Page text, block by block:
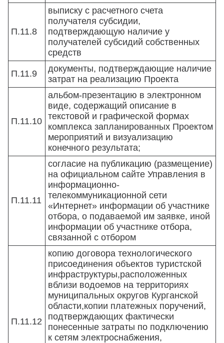
П.11.8
выписку с расчетного счета
получателя субсидии,
подтверждающую наличие у
получателей субсидий собственных
средств
П.11.9
документы, подтверждающие наличие
затрат на реализацию Проекта
П.11.10
альбом-презентацию в электронном
виде, содержащий описание в
текстовой и графической формах
комплекса запланированных Проектом
мероприятий и визуализацию
конечного результата;
П.11.11
согласие на публикацию (размещение)
на официальном сайте Управления в
информационно-
телекоммуникационной сети
«Интернет» информации об участнике
отбора, о подаваемой им заявке, иной
информации об участнике отбора,
связанной с отбором
П.11.12
копию договора технологического
присоединения объектов туристской
инфраструктуры,расположенных
вблизи водоемов на территориях
муниципальных округов Курганской
области,копии платежных поручений,
подтверждающих фактически
понесенные затраты по подключению
к сетям электроснабжения,